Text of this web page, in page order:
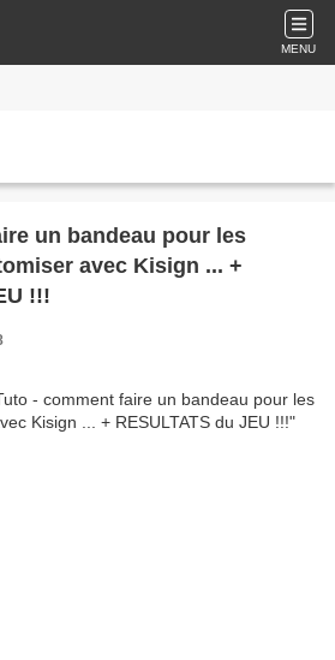
MENU
un bandeau pour les
avec Kisign ... +
!!!